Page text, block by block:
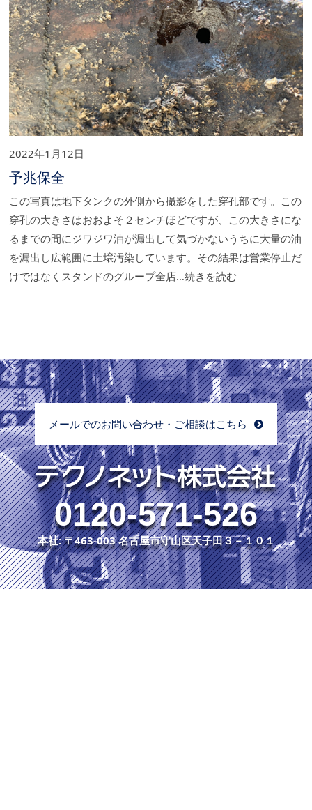
2022年1月12日
予兆保全
この写真は地下タンクの外側から撮影をした穿孔部です。この
穿孔の大きさはおおよそ２センチほどですが、この大きさにな
るまでの間にジワジワ油が漏出して気づかないうちに大量の油
を漏出し広範囲に土壌汚染しています。その結果は営業停止だ
けではなくスタンドのグループ全店…続きを読む
メールでのお問い合わせ・ご相談はこちら
0120-571-526
本社: 〒463-003 名古屋市守山区天子田３－１０１